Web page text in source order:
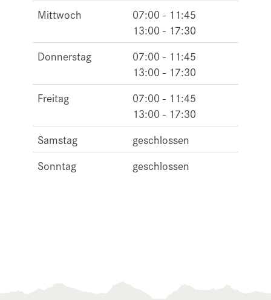
Mittwoch
07:00 - 11:45
13:00 - 17:30
Donnerstag
07:00 - 11:45
13:00 - 17:30
Freitag
07:00 - 11:45
13:00 - 17:30
Samstag
geschlossen
Sonntag
geschlossen